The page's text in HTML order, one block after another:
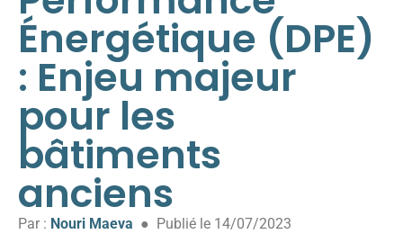
Énergétique (DPE)
: Enjeu majeur
pour les
bâtiments
anciens
Par : Nouri Maeva ● Publié le 14/07/2023